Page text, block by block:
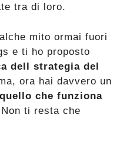
tra di loro.
mito ormai fuori
e ti ho proposto
dell strategia del
ora hai davvero un
che funziona
ti resta che